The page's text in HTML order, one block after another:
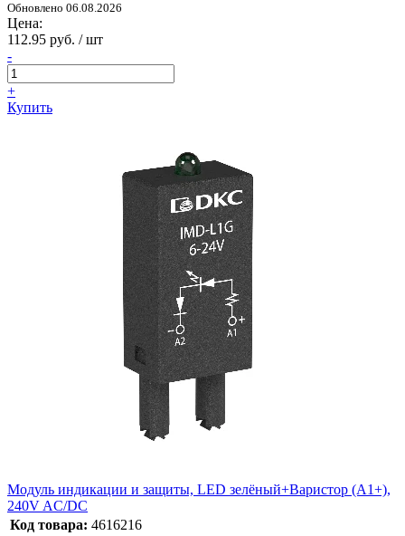
Обновлено 06.08.2026
Цена:
112.95 руб. / шт
-
+
Купить
Модуль индикации и защиты, LED зелёный+Варистор (A1+),
240V AC/DC
Код товара: 4616216